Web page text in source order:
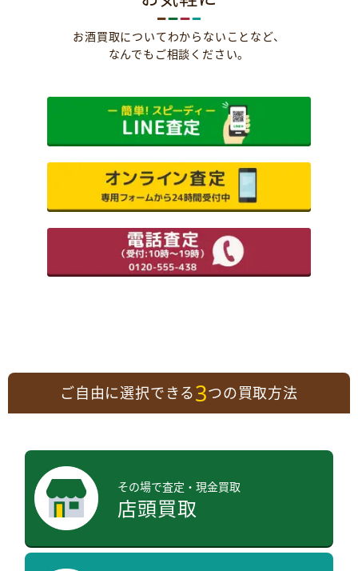
お酒買取についてわからないことなど、
なんでもご相談ください。
ご自由に選択できる3つの買取方法
その場で査定・現金買取
店頭買取